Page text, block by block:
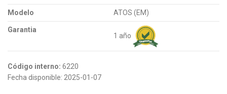
Modelo ATOS (EM)
Garantia
1 año
Código interno: 6220
Fecha disponible: 2025-01-07